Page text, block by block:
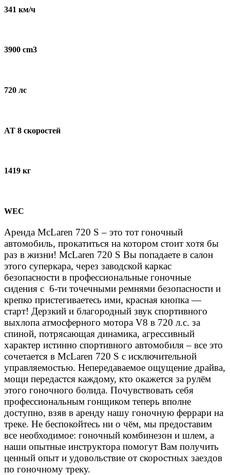
341 км/ч
3900 cm3
720 лс
AT 8 скоростей
1419 кг
WEC
Аренда McLaren 720 S – это тот гоночный
автомобиль, прокатиться на котором стоит хотя бы
раз в жизни! McLaren 720 S Вы попадаете в салон
этого суперкара, через заводской каркас
безопасности в профессиональные гоночные
сидения с 6-ти точечными ремнями безопасности и
крепко пристегиваетесь ими, красная кнопка —
старт! Дерзкий и благородный звук спортивного
выхлопа атмосферного мотора V8 в 720 л.с. за
спиной, потрясающая динамика, агрессивный
характер истинно спортивного автомобиля – все это
сочетается в McLaren 720 S с исключительной
управляемостью. Непередаваемое ощущение драйва,
мощи передастся каждому, кто окажется за рулём
этого гоночного болида. Почувствовать себя
профессиональным гонщиком теперь вполне
доступно, взяв в аренду нашу гоночную феррари на
треке. Не беспокойтесь ни о чём, мы предоставим
все необходимое: гоночный комбинезон и шлем, а
наши опытные инструктора помогут Вам получить
ценный опыт и удовольствие от скоростных заездов
по гоночному треку.